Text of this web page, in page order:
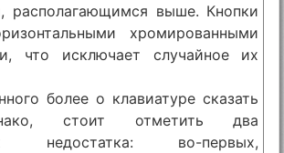
располагающимся выше. Кнопки
хромированными
что исключает случайное их
более о клавиатуре сказать
стоит отметить два
недостатка: во-первых,